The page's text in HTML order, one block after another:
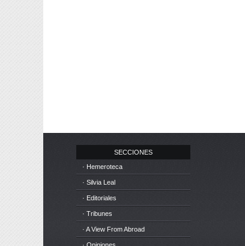
SECCIONES
· Hemeroteca
· Silvia Leal
· Editoriales
· Tribunes
· A View From Abroad